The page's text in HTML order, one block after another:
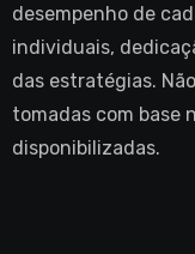
desempenho de
individuais,
das estratégias.
tomadas com base
disponibilizadas.